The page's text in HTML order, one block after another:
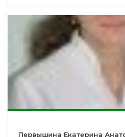
Первышина Екатерина